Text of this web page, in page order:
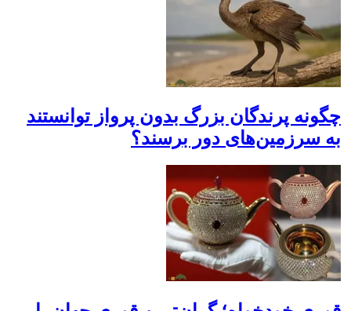
چگونه پرندگان بزرگ بدون پرواز توانستند
به سرزمین‌های دور برسند؟